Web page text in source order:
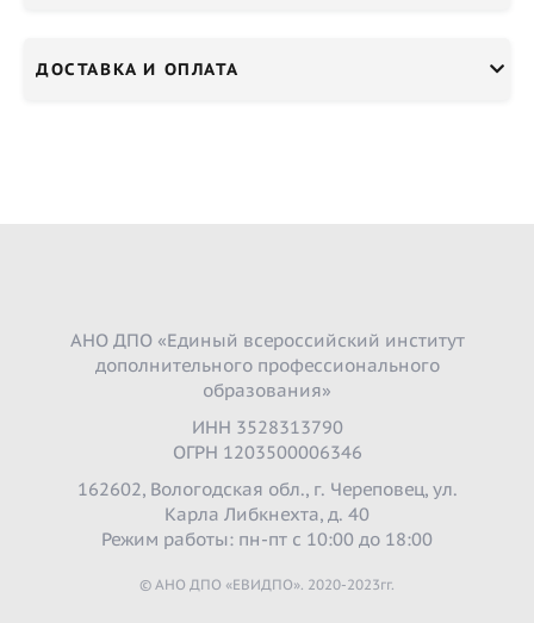
ДОСТАВКА И ОПЛАТА
АНО ДПО «Единый всероссийский институт
дополнительного профессионального
образования»
ИНН 3528313790
ОГРН 1203500006346
162602, Вологодская обл., г. Череповец, ул.
Карла Либкнехта, д. 40
Режим работы: пн-пт с 10:00 до 18:00
© АНО ДПО «ЕВИДПО». 2020-2023гг.